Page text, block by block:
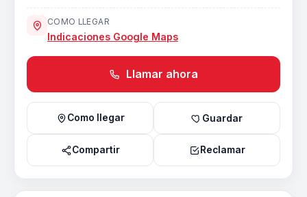
COMO LLEGAR
Indicaciones Google Maps
Llamar ahora
Como llegar Guardar
Compartir Reclamar